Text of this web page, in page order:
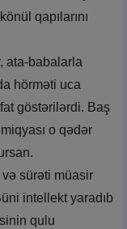
qapılarını
ata-babalarla
hörməti uca
göstərilərdi. Baş
o qədər
sürəti müasir
intellekt yaradıb
qulu